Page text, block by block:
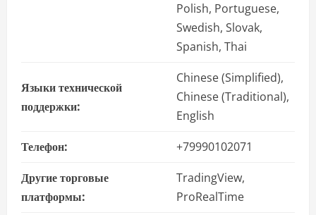
Polish, Portuguese,
Swedish, Slovak,
Spanish, Thai
Языки технической
поддержки:
Chinese (Simplified),
Chinese (Traditional),
English
Телефон:
+79990102071
Другие торговые
платформы:
TradingView,
ProRealTime